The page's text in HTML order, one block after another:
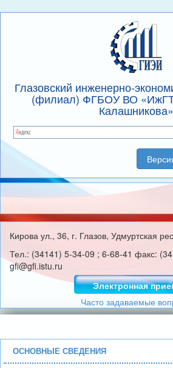
Глазовский инженерно-
(филиал) ФГБОУ ВО
Калашникова»
Кирова ул., 36, г. Глазов, Удмуртская
Тел.: (34141) 5-34-09 ; 6-68-41 факс:
gfi@gfi.istu.ru
Электронная
Часто задаваемые
ОСНОВНЫЕ СВЕДЕНИЯ